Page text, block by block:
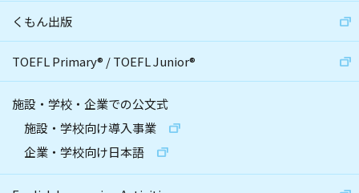
くもん出版
TOEFL Primary® /TOEFL Junior®
施設・学校・企業での公文式
施設・学校向け導入事業
企業・学校向け日本語